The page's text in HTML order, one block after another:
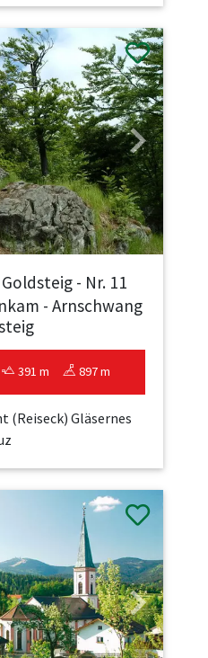
Next
- Nr. 11
- Arnschwang
391 m 897 m
(Reiseck) Gläsernes
Next